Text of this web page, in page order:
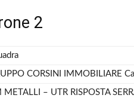
2
CORSINI IMMOBILIARE
METALLI – UTR RISPOSTA